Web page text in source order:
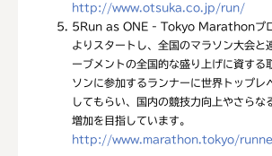
http://www.otsuka.co.jp/run/
5Run as ONE - Tokyo Marathonプ
よりスタートし、全国のマラソン大会と
ーブメントの全国的な盛り上げに資する
ソンに参加するランナーに世界トップレ
してもらい、国内の競技力向上やさらな
増加を目指しています。
http://www.marathon.tokyo/